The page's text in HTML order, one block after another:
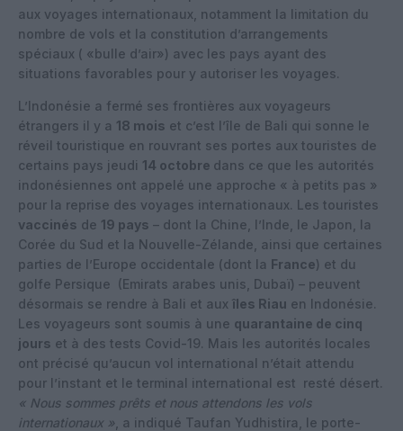
aux voyages internationaux, notamment la limitation du
nombre de vols et la constitution d’arrangements
spéciaux ( «bulle d’air») avec les pays ayant des
situations favorables pour y autoriser les voyages.
L’Indonésie a fermé ses frontières aux voyageurs
étrangers il y a 18 mois et c’est l’île de Bali qui sonne le
réveil touristique en rouvrant ses portes aux touristes de
certains pays jeudi 14 octobre dans ce que les autorités
indonésiennes ont appelé une approche « à petits pas »
pour la reprise des voyages internationaux. Les touristes
vaccinés de 19 pays – dont la Chine, l’Inde, le Japon, la
Corée du Sud et la Nouvelle-Zélande, ainsi que certaines
parties de l’Europe occidentale (dont la France) et du
golfe Persique (Emirats arabes unis, Dubaï) – peuvent
désormais se rendre à Bali et aux îles Riau en Indonésie.
Les voyageurs sont soumis à une quarantaine de cinq
jours et à des tests Covid-19. Mais les autorités locales
ont précisé qu’aucun vol international n’était attendu
pour l’instant et le terminal international est resté désert.
« Nous sommes prêts et nous attendons les vols
internationaux » , a indiqué Taufan Yudhistira, le porte-